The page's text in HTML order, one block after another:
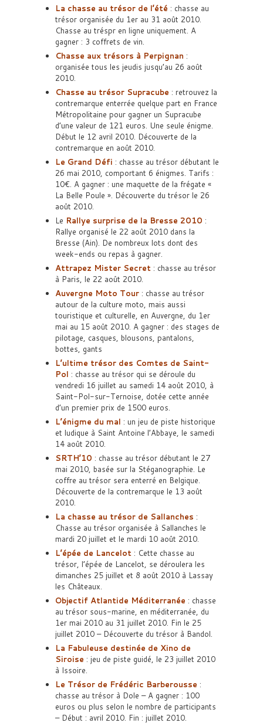
La chasse au trésor de l’été : chasse au
trésor organisée du 1er au 31 août 2010.
Chasse au tréspr en ligne uniquement. A
gagner : 3 coffrets de vin.
Chasse aux trésors à Perpignan :
organisée tous les jeudis jusqu’au 26 août
2010.
Chasse au trésor Supracube : retrouvez la
contremarque enterrée quelque part en France
Métropolitaine pour gagner un Supracube
d’une valeur de 121 euros. Une seule énigme.
Début le 12 avril 2010. Découverte de la
contremarque en août 2010.
Le Grand Défi : chasse au trésor débutant le
26 mai 2010, comportant 6 énigmes. Tarifs :
10€. A gagner : une maquette de la frégate «
La Belle Poule ». Découverte du trésor le 26
août 2010.
Le Rallye surprise de la Bresse 2010 :
Rallye organisé le 22 août 2010 dans la
Bresse (Ain). De nombreux lots dont des
week-ends ou repas à gagner.
Attrapez Mister Secret : chasse au trésor
à Paris, le 22 août 2010.
Auvergne Moto Tour : chasse au trésor
autour de la culture moto, mais aussi
touristique et culturelle, en Auvergne, du 1er
mai au 15 août 2010. A gagner : des stages de
pilotage, casques, blousons, pantalons,
bottes, gants
L’ultime trésor des Comtes de Saint-
Pol : chasse au trésor qui se déroule du
vendredi 16 juillet au samedi 14 août 2010, à
Saint-Pol-sur-Ternoise, dotée cette année
d’un premier prix de 1500 euros.
L’énigme du mal : un jeu de piste historique
et ludique à Saint Antoine l’Abbaye, le samedi
14 août 2010.
SRTH’10 : chasse au trésor débutant le 27
mai 2010, basée sur la Stéganographie. Le
coffre au trésor sera enterré en Belgique.
Découverte de la contremarque le 13 août
2010.
La chasse au trésor de Sallanches :
Chasse au trésor organisée à Sallanches le
mardi 20 juillet et le mardi 10 août 2010.
L’épée de Lancelot : Cette chasse au
trésor, l’épée de Lancelot, se déroulera les
dimanches 25 juillet et 8 août 2010 à Lassay
les Châteaux.
Objectif Atlantide Méditerranée : chasse
au trésor sous-marine, en méditerranée, du
1er mai 2010 au 31 juillet 2010. Fin le 25
juillet 2010 – Découverte du trésor à Bandol.
La Fabuleuse destinée de Xino de
Siroise : jeu de piste guidé, le 23 juillet 2010
à Issoire.
Le Trésor de Frédéric Barberousse :
chasse au trésor à Dole – A gagner : 100
euros ou plus selon le nombre de participants
– Début : avril 2010. Fin : juillet 2010.